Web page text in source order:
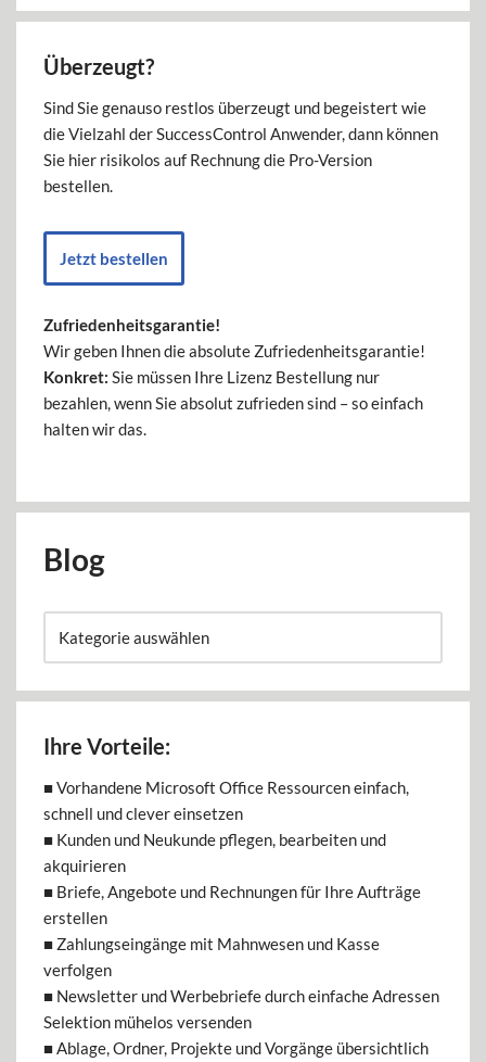
Überzeugt?
Sind Sie genauso restlos überzeugt und begeistert wie
die Vielzahl der SuccessControl Anwender, dann können
Sie hier risikolos auf Rechnung die Pro-Version
bestellen.
Jetzt bestellen
Zufriedenheitsgarantie!
Wir geben Ihnen die absolute Zufriedenheitsgarantie!
Konkret: Sie müssen Ihre Lizenz Bestellung nur
bezahlen, wenn Sie absolut zufrieden sind – so einfach
halten wir das.
Blog
Ihre Vorteile:
■ Vorhandene Microsoft Office Ressourcen einfach,
schnell und clever einsetzen
■ Kunden und Neukunde pflegen, bearbeiten und
akquirieren
■ Briefe, Angebote und Rechnungen für Ihre Aufträge
erstellen
■ Zahlungseingänge mit Mahnwesen und Kasse
verfolgen
■ Newsletter und Werbebriefe durch einfache Adressen
Selektion mühelos versenden
■ Ablage, Ordner, Projekte und Vorgänge übersichtlich